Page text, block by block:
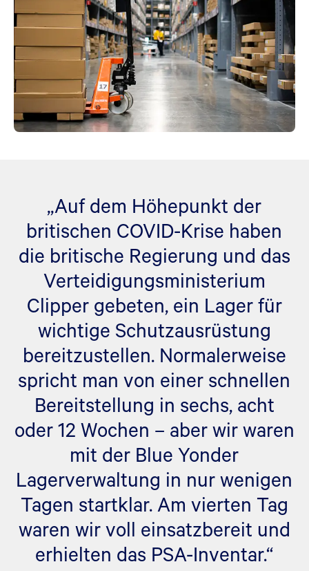
„Auf dem Höhepunkt der
britischen COVID-Krise haben
die britische Regierung und das
Verteidigungsministerium
Clipper gebeten, ein Lager für
wichtige Schutzausrüstung
bereitzustellen. Normalerweise
spricht man von einer schnellen
Bereitstellung in sechs, acht
oder 12 Wochen – aber wir waren
mit der Blue Yonder
Lagerverwaltung in nur wenigen
Tagen startklar. Am vierten Tag
waren wir voll einsatzbereit und
erhielten das PSA-Inventar.“